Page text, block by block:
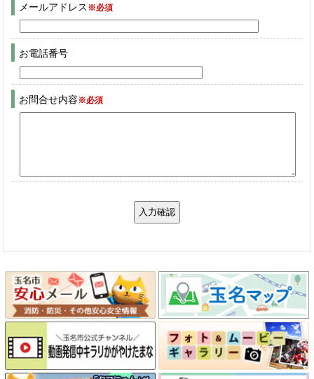
メールアドレス ※必須
お電話番号
お問合せ内容※必須